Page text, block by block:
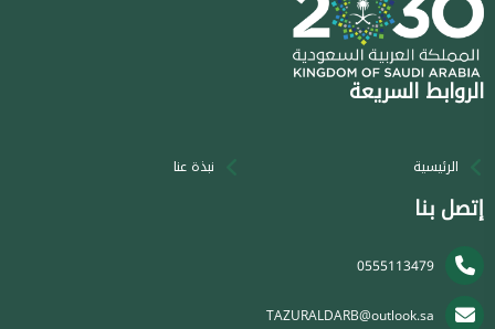
الروابط السريعة
الرئيسية نبذة عنا
إتصل بنا
0555113479
TAZURALDARB@outlook.sa